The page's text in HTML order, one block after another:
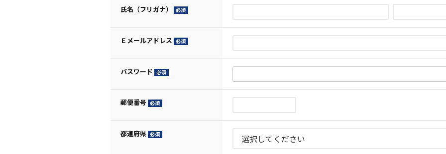
氏名（フリガナ）
Ｅメールアドレス
パスワード
郵便番号
都道府県